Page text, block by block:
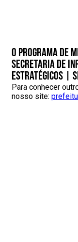
O Programa de
Secretaria de
Estratégicos |
Para conhecer
nosso site: